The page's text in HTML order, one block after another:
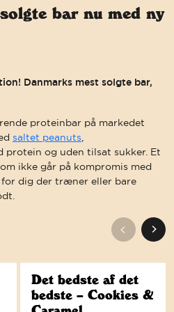
bar nu med ny
Danmarks mest solgte bar,
proteinbar på markedet
saltet peanuts,
protein og uden tilsat sukker. Et
ikke går på kompromis med
for dig der træner eller bare
Det bedste af det
bedste – Cookies &